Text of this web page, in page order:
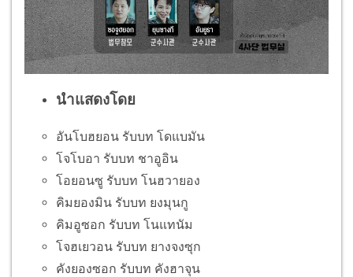
นำแสดงโดย
อันโบฮยอน รับบท โดแบมัน
โจโบอา รับบท ชาอูอิน
โอยอนซู รับบท โนฮวายอง
คิมยองมิน รับบท ยงมุนกู
คิมอูซอก รับบท โนแทนัม
โจฮเยวอน รับบท ยางจงซุก
คังยองซอก รับบท คังฮาจุน